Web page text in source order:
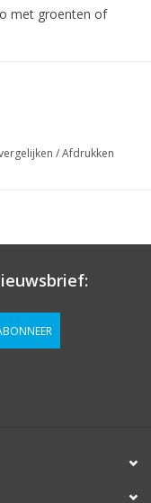
met groenten of
/Afdrukken